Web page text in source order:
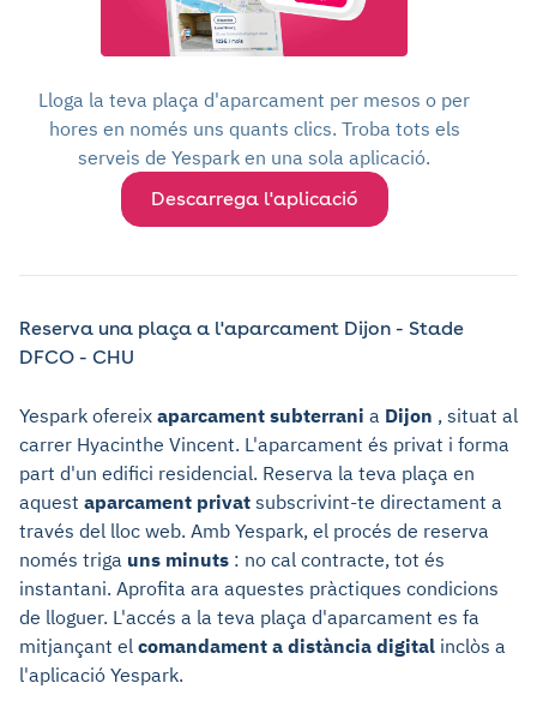
Lloga la teva plaça d'aparcament per mesos o per
hores en només uns quants clics. Troba tots els
serveis de Yespark en una sola aplicació.
Descarrega l'aplicació
Reserva una plaça a l'aparcament Dijon - Stade
DFCO - CHU
Yespark ofereix aparcament subterrani a Dijon , situat al
carrer Hyacinthe Vincent. L'aparcament és privat i forma
part d'un edifici residencial. Reserva la teva plaça en
aquest aparcament privat subscrivint-te directament a
través del lloc web. Amb Yespark, el procés de reserva
només triga uns minuts : no cal contracte, tot és
instantani. Aprofita ara aquestes pràctiques condicions
de lloguer. L'accés a la teva plaça d'aparcament es fa
mitjançant el comandament a distància digital inclòs a
l'aplicació Yespark.